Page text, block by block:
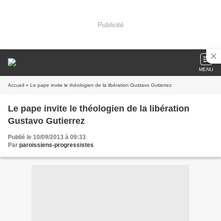
Publicité
MENU
Accueil » Le pape invite le théologien de la libération Gustavo Gutierrez
Le pape invite le théologien de la libération
Gustavo Gutierrez
Publié le 10/09/2013 à 09:33
Par paroissiens-progressistes